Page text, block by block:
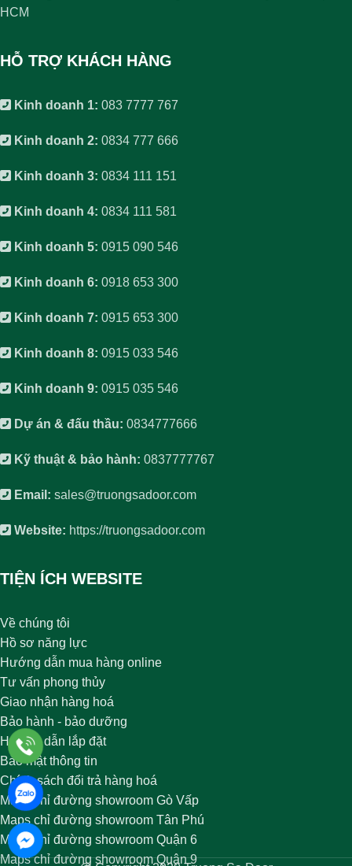
HCM
HỖ TRỢ KHÁCH HÀNG
Kinh doanh 1: 083 7777 767
Kinh doanh 2: 0834 777 666
Kinh doanh 3: 0834 111 151
Kinh doanh 4: 0834 111 581
Kinh doanh 5: 0915 090 546
Kinh doanh 6: 0918 653 300
Kinh doanh 7: 0915 653 300
Kinh doanh 8: 0915 033 546
Kinh doanh 9: 0915 035 546
Dự án & đấu thầu: 0834777666
Kỹ thuật & bảo hành: 0837777767
Email: sales@truongsadoor.com
Website: https://truongsadoor.com
TIỆN ÍCH WEBSITE
Về chúng tôi
Hồ sơ năng lực
Hướng dẫn mua hàng online
Tư vấn phong thủy
Giao nhận hàng hoá
Bảo hành - bảo dưỡng
Hướng dẫn lắp đặt
Bảo mật thông tin
Chính sách đổi trả hàng hoá
Maps chỉ đường showroom Gò Vấp
Maps chỉ đường showroom Tân Phú
Maps chỉ đường showroom Quận 6
Maps chỉ đường showroom Quận 9